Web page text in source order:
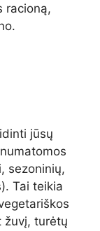
racioną,
jūsų
sezoninių,
Tai teikia
žuvį, turėtų